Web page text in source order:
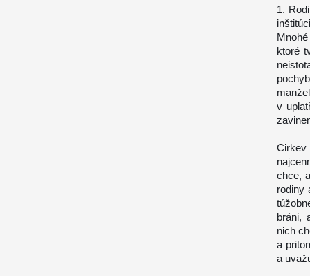
1.
ktoré
v
chce,
rodiny
bráni,
nich
a
a